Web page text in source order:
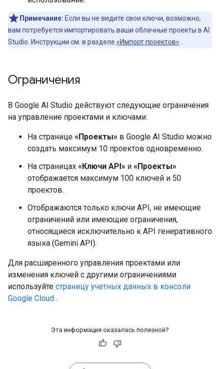
Примечание: Если вы не видите свои ключи, возможно,
вам потребуется импортировать ваши облачные проекты в AI
Studio. Инструкции см. в разделе «Импорт проектов»
Ограничения
В Google AI Studio действуют следующие ограничения
на управление проектами и ключами:
На странице «Проекты» в Google AI Studio можно
создать максимум 10 проектов одновременно.
На страницах «Ключи API» и «Проекты»
отображается максимум 100 ключей и 50
проектов.
Отображаются только ключи API, не имеющие
ограничений или имеющие ограничения,
относящиеся исключительно к API генеративного
языка (Gemini API).
Для расширенного управления проектами или
изменения ключей с другими ограничениями
используйте страницу учетных данных в консоли
Google Cloud .
Эта информация оказалась полезной?